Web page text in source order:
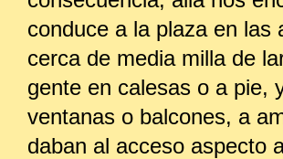
conduce a la plaza en las
cerca de media milla de
gente en calesas o a pie,
ventanas o balcones, a
daban al acceso aspecto